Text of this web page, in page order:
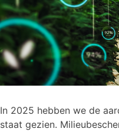
In 2025 hebben we de
staat gezien.